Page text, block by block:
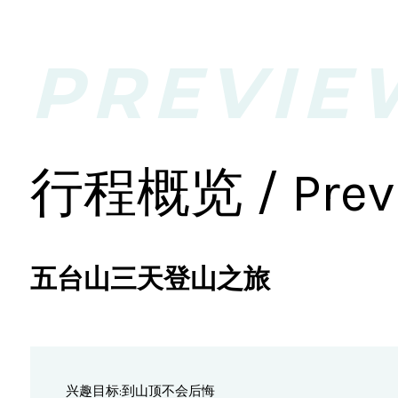
行程概览 /
五台山三天登山之旅
兴趣目标:到山顶不会后悔